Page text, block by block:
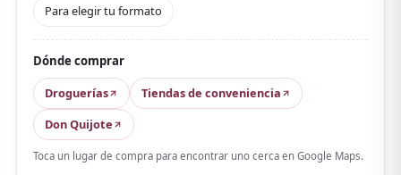
por estrés además del olor del sudor. Lo que gana
apoyo en las reseñas es la sensación de uso:el roll-
on seca sedoso al aplicarlo y es compacto y fácil de
llevar; el spray es cómodo y agradablemente
fresco, ideal para un «retoque» mientras estás
fuera .
El frescor no es demasiado fuerte, así que también va
Para elegir tu formato
Dónde comprar
Droguerías
Tiendas de conveniencia
Don Quijote
Toca un lugar de compra para encontrar uno cerca en Google Maps.